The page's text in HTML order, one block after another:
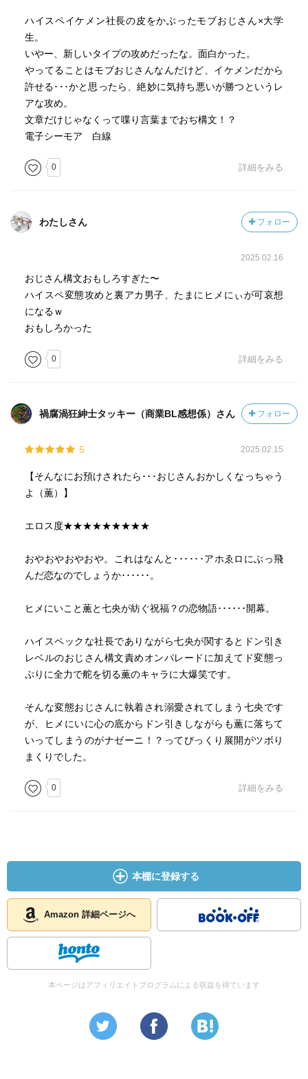
ハイスペイケメン社長の皮をかぶったモブおじさん×大学
生。
いやー、新しいタイプの攻めだったな。面白かった。
やってることはモブおじさんなんだけど、イケメンだから
許せる･･･かと思ったら、絶妙に気持ち悪いが勝つというレ
アな攻め。
文章だけじゃなくって喋り言葉までおぢ構文！？
電子シーモア 白線
0 詳細をみる
わたしさん フォロー
2025.02.16
おじさん構文おもしろすぎた〜
ハイスペ変態攻めと裏アカ男子、たまにヒメにぃが可哀想
になるｗ
おもしろかった
0 詳細をみる
禍腐渦狂紳士タッキー（商業BL感想係）さん フォロー
5 2025.02.15
【そんなにお預けされたら･･･おじさんおかしくなっちゃう
よ（薫）】
エロス度★★★★★★★★★
おやおやおやおや。これはなんと･･････アホゑロにぶっ飛
んだ恋なのでしょうか･･････。
ヒメにいこと薫と七央が紡ぐ祝福？の恋物語･･････開幕。
ハイスペックな社長でありながら七央が関するとドン引き
レベルのおじさん構文責めオンパレードに加えてド変態っ
ぷりに全力で舵を切る薫のキャラに大爆笑です。
そんな変態おじさんに執着され溺愛されてしまう七央です
が、ヒメにいに心の底からドン引きしながらも薫に落ちて
いってしまうのがナゼーニ！？ってびっくり展開がツボり
まくりでした。
0 詳細をみる
本棚に登録する
Amazon 詳細ページへ
本ページはアフィリエイトプログラムによる収益を得ています